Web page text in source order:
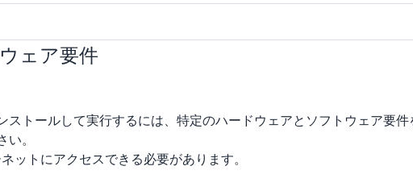
ェア要件
トールして実行するには、特定のハードウェアとソフトウェア要
。
ットにアクセスできる必要があります。